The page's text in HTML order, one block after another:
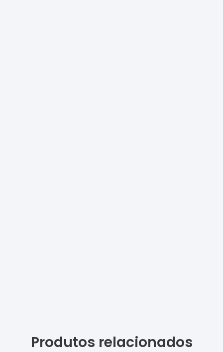
Produtos relacionados